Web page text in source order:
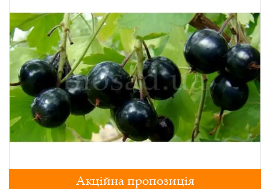
Акційна пропозиція